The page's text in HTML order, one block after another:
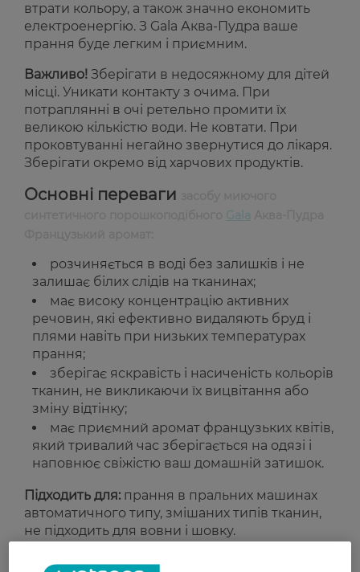
втрати кольору, а також значно економить
електроенергію. З Gala Аква-Пудра ваше
прання буде легким і приємним.
Важливо! Зберігати в недосяжному для дітей
місці. Уникати контакту з очима. При
потраплянні в очі ретельно промити їх
великою кількістю води. Не ковтати. При
проковтуванні негайно звернутися до лікаря.
Зберігати окремо від харчових продуктів.
Основні переваги
Gala
розчиняється в воді без залишків і не
залишає білих слідів на тканинах;
має високу концентрацію активних
речовин, які ефективно видаляють бруд і
плями навіть при низьких температурах
прання;
зберігає яскравість і насиченість кольорів
тканин, не викликаючи їх вицвітання або
зміну відтінку;
має приємний аромат французьких квітів,
який тривалий час зберігається на одязі і
наповнює свіжістю ваш домашній затишок.
Підходить для: прання в пральних машинах
автоматичного типу, змішаних типів тканин,
не підходить для вовни і шовку.
Особливості складу: